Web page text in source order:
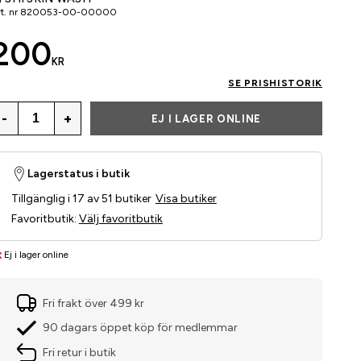
nr 820053-00-00000
KR
SE PRISHISTORIK
- + EJ I LAGER ONLINE
Ej i lager online
Lagerstatus i butik
Tillgänglig i 17 av 51 butiker Visa butiker
Favoritbutik: Välj favoritbutik
Fri frakt över 499 kr
90 dagars öppet köp för medlemmar
Fri retur i butik